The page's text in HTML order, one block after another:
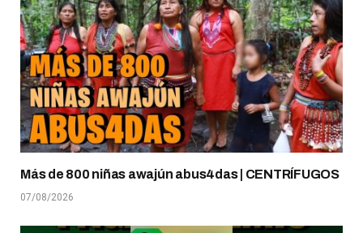
Más de 800 niñas awajún abus4das | CENTRÍFUGOS
07/08/2026